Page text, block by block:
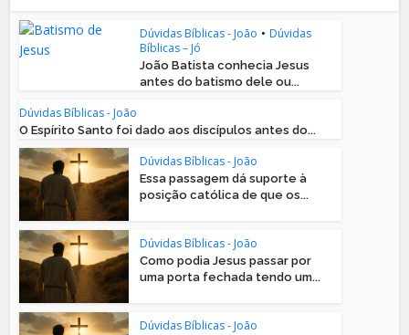
Dúvidas Bíblicas - João • Dúvidas
Bíblicas – Jó
João Batista conhecia Jesus
antes do batismo dele ou...
Dúvidas Bíblicas - João
O Espírito Santo foi dado aos discípulos antes do...
Dúvidas Bíblicas - João
Essa passagem dá suporte à
posição católica de que os...
Dúvidas Bíblicas - João
Como podia Jesus passar por
uma porta fechada tendo um...
Dúvidas Bíblicas - João